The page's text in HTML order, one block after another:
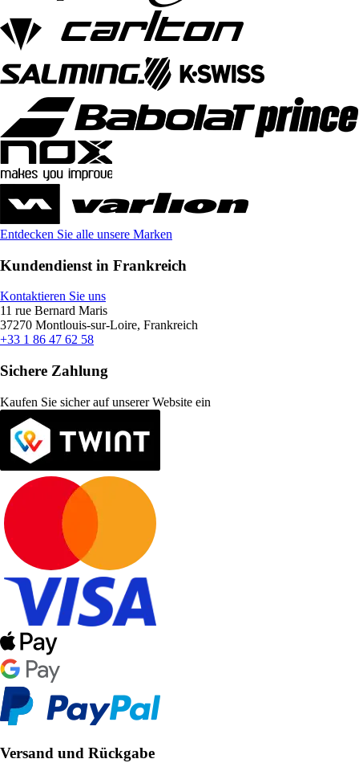
Entdecken Sie alle unsere Marken
Kundendienst in Frankreich
Kontaktieren Sie uns
11 rue Bernard Maris
37270 Montlouis-sur-Loire, Frankreich
+33 1 86 47 62 58
Sichere Zahlung
Kaufen Sie sicher auf unserer Website ein
Versand und Rückgabe